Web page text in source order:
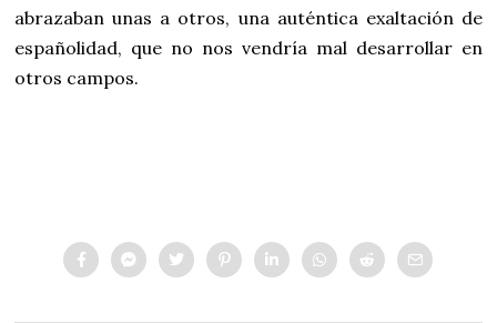
abrazaban unas a otros, una auténtica exaltación de
españolidad, que no nos vendría mal desarrollar en
otros campos.